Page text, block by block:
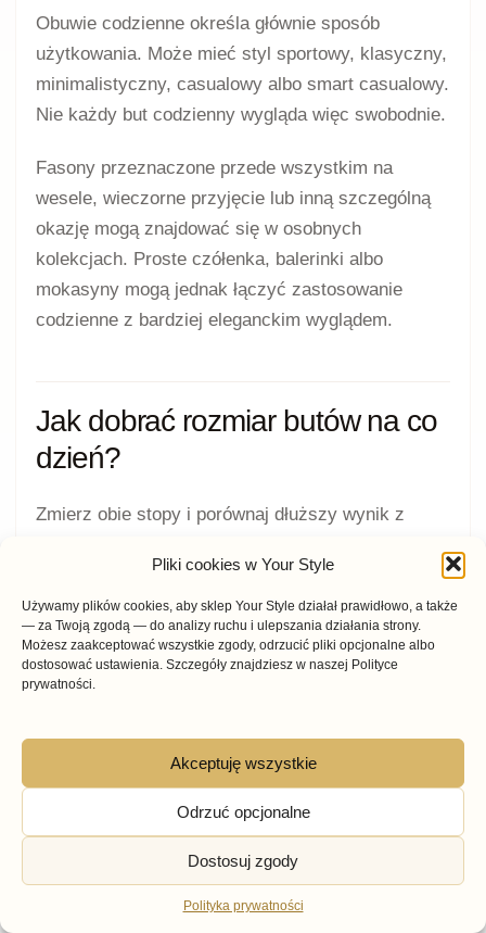
Pliki cookies w Your Style
Używamy plików cookies, aby sklep Your Style działał prawidłowo, a także
— za Twoją zgodą — do analizy ruchu i ulepszania działania strony.
Możesz zaakceptować wszystkie zgody, odrzucić pliki opcjonalne albo
dostosować ustawienia. Szczegóły znajdziesz w naszej Polityce
prywatności.
Akceptuję wszystkie
Odrzuć opcjonalne
Dostosuj zgody
Polityka prywatności
Obuwie codzienne określa głównie sposób
użytkowania. Może mieć styl sportowy, klasyczny,
minimalistyczny, casualowy albo smart casualowy.
Nie każdy but codzienny wygląda więc swobodnie.
Fasony przeznaczone przede wszystkim na
wesele, wieczorne przyjęcie lub inną szczególną
okazję mogą znajdować się w osobnych
kolekcjach. Proste czółenka, balerinki albo
mokasyny mogą jednak łączyć zastosowanie
codzienne z bardziej eleganckim wyglądem.
Jak dobrać rozmiar butów na co
dzień?
Zmierz obie stopy i porównaj dłuższy wynik z
wszystkie fasony jednej marki mają identyczną
długość, szerokość i wysokość podbicia.
Sprawdź długość wkładkipodaną przy
wybranym rozmiarze.
częścią stopy.
Sprawdź trzymanie piętyw balerinkach,
mokasynach i czółenkach.